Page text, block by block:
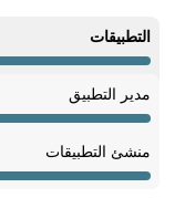
التطبيقات
صيانة من 9:00 AM ألى 9:28 AM
مدير التطبيق
صيانة من 9:00 AM ألى 9:28 AM
منشئ التطبيقات
صيانة من 9:00 AM ألى 9:28 AM